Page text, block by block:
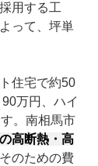
用する工
って、坪単
住宅で約50
万円、ハイ
。南相馬市
高断熱・高
のための費